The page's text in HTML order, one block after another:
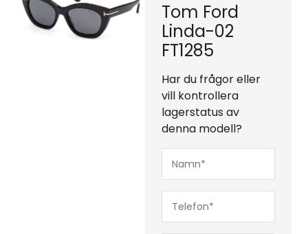
Tom Ford
Linda-02
FT1285
Har du frågor eller
vill kontrollera
lagerstatus av
denna modell?